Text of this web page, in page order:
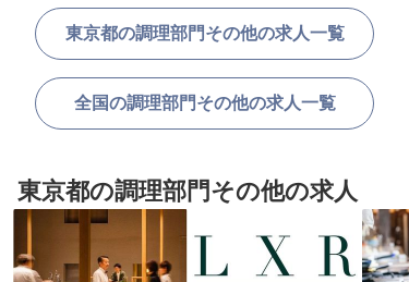
東京都の調理部門その他の求人一覧
全国の調理部門その他の求人一覧
東京都の調理部門その他の求人